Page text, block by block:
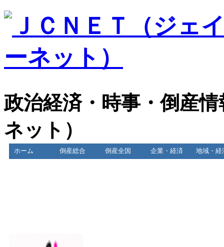
政治経済・時事・倒産
ネット）
ホーム 倒産総合 倒産全国 企業・経済 地域・経